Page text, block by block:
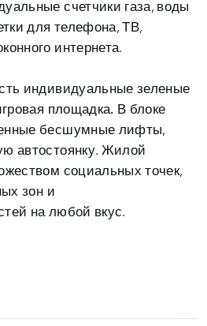
счетчики газа, воды
для телефона, ТВ,
интернета.
индивидуальные зеленые
площадка. В блоке
бесшумные лифты,
автостоянку. Жилой
социальных точек,
зон и
на любой вкус.